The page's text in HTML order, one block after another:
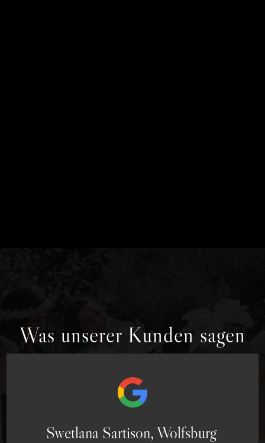
Was unserer Kunden sagen
Swetlana Sartison, Wolfsburg